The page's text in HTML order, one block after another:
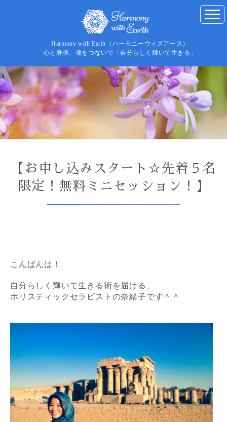
Harmony with Earth（ハーモニーウィズアース）
心と身体、魂をつないで「自分らしく輝いて生きる」
【お申し込みスタート☆先着５名
限定！無料ミニセッション！】
こんばんは！
自分らしく輝いて生きる術を届ける、
ホリスティックセラピストの奈緒子です＾＾